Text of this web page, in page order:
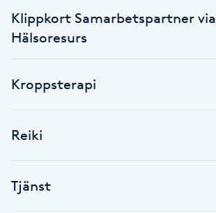
Celluliter
Color correction
Cryoterapi
Damklippning
Klippkort Samarbetspartner via
Hälsoresurs
Kroppsterapi
Reiki
Tjänst